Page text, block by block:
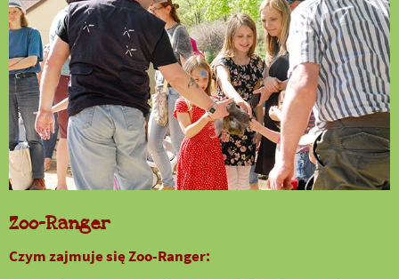
Zoo-Ranger
Czym zajmuje się Zoo-Ranger: